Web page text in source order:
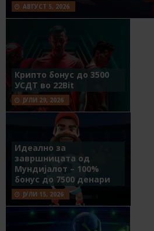
АВГУСТ 5, 2026
Крипто бонус до 3500
УСДТ во 22Bit
ЈУЛИ 29, 2026
Идеално за
завршницата од
Мундијалот – 100%
бонус до 7500 денари
ЈУЛИ 15, 2026